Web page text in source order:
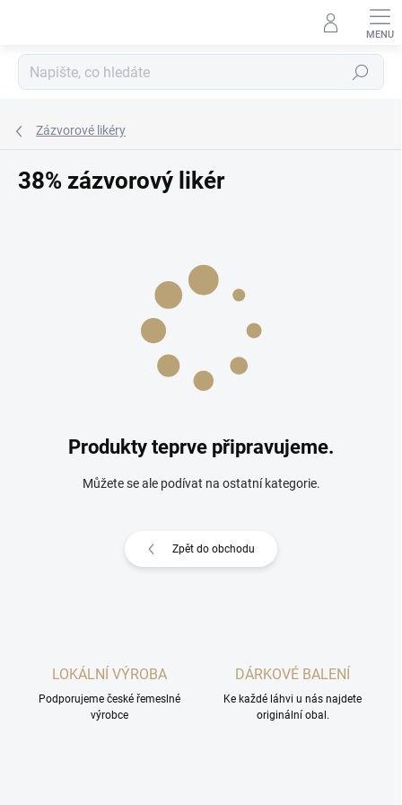
Hledat
Zázvorové likéry
38% zázvorový likér
Produkty teprve připravujeme.
Můžete se ale podívat na ostatní kategorie.
Zpět do obchodu
LOKÁLNÍ VÝROBA
Podporujeme české řemeslné
výrobce
DÁRKOVÉ BALENÍ
Ke každé láhvi u nás najdete
originální obal.